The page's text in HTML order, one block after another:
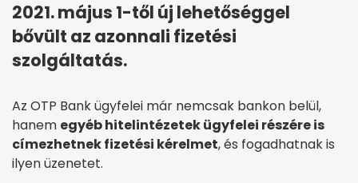
2021. május 1-től új lehetőséggel
bővült az azonnali fizetési
szolgáltatás.
Az OTP Bank ügyfelei már nemcsak bankon belül,
hanem egyéb hitelintézetek ügyfelei részére is
címezhetnek fizetési kérelmet, és fogadhatnak is
ilyen üzenetet.